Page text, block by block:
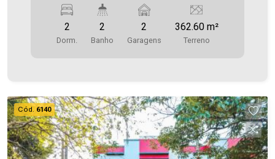
opções! Casa Localizada na Vila Industrial. O
Imóvel conta com: - Sala de Estar - Cozinha - 02
Quartos - 02 WC`s Sociais - 02 Vagas de
Aproveite essa oportunidade! A hora de encontrar
o seu novo lar É AGORA! Imobiliária Ativa, sinta-
se em casa!
2
Dorm.
2
Banho
2
Garagens
362.60 m²
Terreno
Cód. 6140